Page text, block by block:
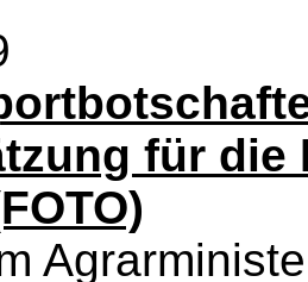
für